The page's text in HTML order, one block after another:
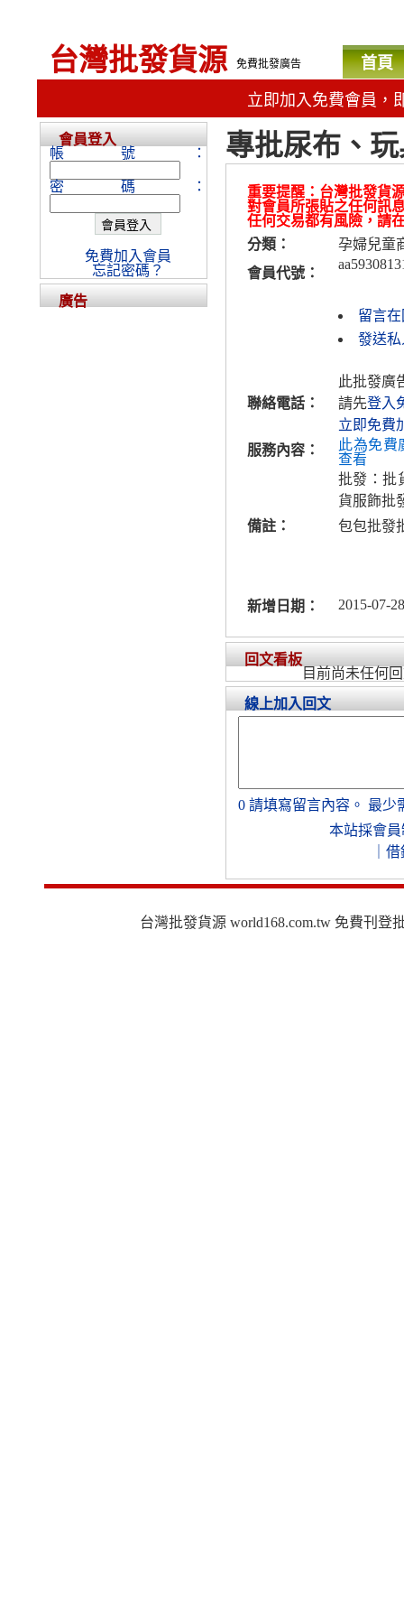
台灣批發貨源 免費批發廣告 首頁
立即加入免費會員，
專批尿布、
重要提醒：台灣批發貨
對會員所張貼之任何訊
任何交易都有風險，請
分類：
孕婦兒童
會員代號：
留言
發送私
聯絡電話：
此批發廣
請先登入
立即免費
服務內容：
此為免費
查看
批發：批
貨服飾批
備註：
包包批發
新增日期： 2015-07-
回文看板
目前尚未任何
線上加入回文
0 請填寫留言內容。 最少
本站採會員
借
會員登入
帳號：
密碼：
免費加入會員
忘記密碼？
廣告
台灣批發貨源 world168.com.tw 免費刊登